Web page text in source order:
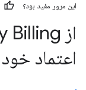
این مرور مفید بود؟
اعتماد